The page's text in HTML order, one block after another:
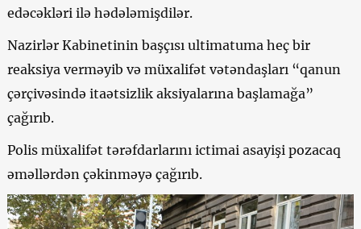
edəcəkləri ilə hədələmişdilər.
Nazirlər Kabinetinin başçısı ultimatuma heç bir
reaksiya verməyib və müxalifət vətəndaşları “qanun
çərçivəsində itaətsizlik aksiyalarına başlamağa”
çağırıb.
Polis müxalifət tərəfdarlarını ictimai asayişi pozacaq
əməllərdən çəkinməyə çağırıb.